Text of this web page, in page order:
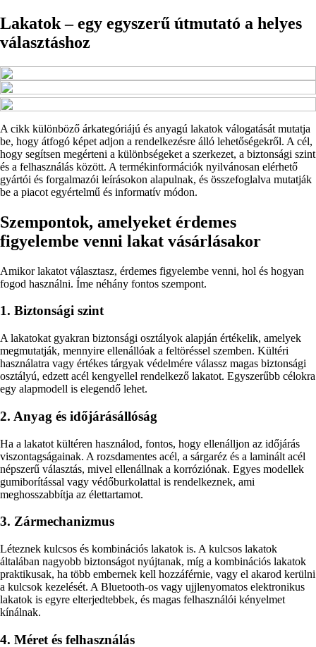
Lakatok – egy egyszerű útmutató a helyes
választáshoz
A cikk különböző árkategóriájú és anyagú lakatok válogatását mutatja
be, hogy átfogó képet adjon a rendelkezésre álló lehetőségekről. A cél,
hogy segítsen megérteni a különbségeket a szerkezet, a biztonsági szint
és a felhasználás között. A termékinformációk nyilvánosan elérhető
gyártói és forgalmazói leírásokon alapulnak, és összefoglalva mutatják
be a piacot egyértelmű és informatív módon.
Szempontok, amelyeket érdemes
figyelembe venni lakat vásárlásakor
Amikor lakatot választasz, érdemes figyelembe venni, hol és hogyan
fogod használni. Íme néhány fontos szempont.
1. Biztonsági szint
A lakatokat gyakran biztonsági osztályok alapján értékelik, amelyek
megmutatják, mennyire ellenállóak a feltöréssel szemben. Kültéri
használatra vagy értékes tárgyak védelmére válassz magas biztonsági
osztályú, edzett acél kengyellel rendelkező lakatot. Egyszerűbb célokra
egy alapmodell is elegendő lehet.
2. Anyag és időjárásállóság
Ha a lakatot kültéren használod, fontos, hogy ellenálljon az időjárás
viszontagságainak. A rozsdamentes acél, a sárgaréz és a laminált acél
népszerű választás, mivel ellenállnak a korróziónak. Egyes modellek
gumiborítással vagy védőburkolattal is rendelkeznek, ami
meghosszabbítja az élettartamot.
3. Zármechanizmus
Léteznek kulcsos és kombinációs lakatok is. A kulcsos lakatok
általában nagyobb biztonságot nyújtanak, míg a kombinációs lakatok
praktikusak, ha több embernek kell hozzáférnie, vagy el akarod kerülni
a kulcsok kezelését. A Bluetooth-os vagy ujjlenyomatos elektronikus
lakatok is egyre elterjedtebbek, és magas felhasználói kényelmet
kínálnak.
4. Méret és felhasználás